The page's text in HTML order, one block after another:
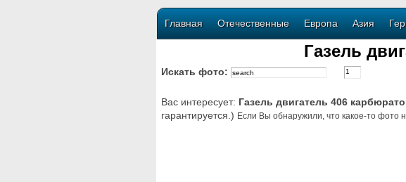
Главная Отечественные Европа Азия
Газель
Искать фото:
Вас интересует: Газель двигатель 406
гарантируется.) Если Вы обнаружили, что какое-то фото